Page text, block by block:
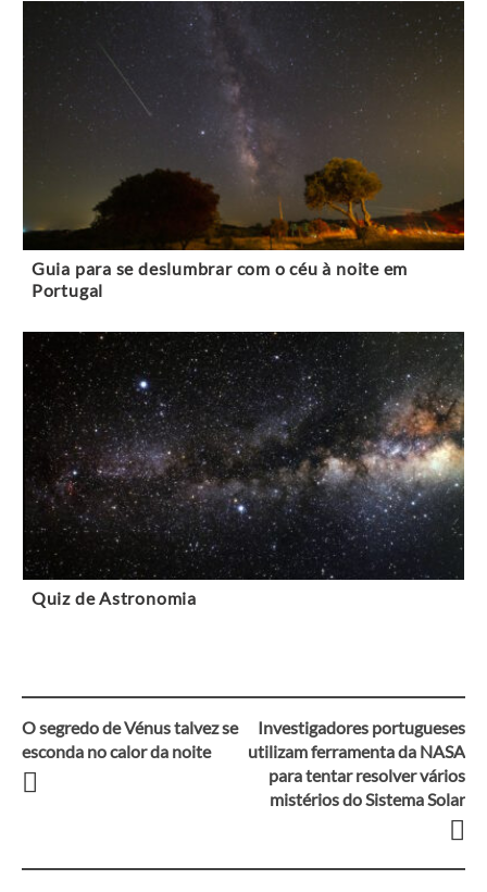
Guia para se deslumbrar com o céu à noite em
Portugal
Quiz de Astronomia
Navegação
entre
O segredo de Vénus talvez se
esconda no calor da noite
Investigadores portugueses
utilizam ferramenta da NASA
para tentar resolver vários
mistérios do Sistema Solar